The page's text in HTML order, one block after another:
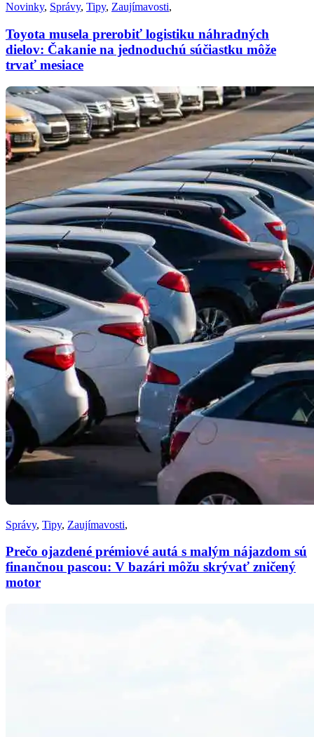
Novinky, Správy, Tipy, Zaujímavosti,
Toyota musela prerobiť logistiku náhradných
dielov: Čakanie na jednoduchú súčiastku môže
trvať mesiace
Správy, Tipy, Zaujímavosti,
Prečo ojazdené prémiové autá s malým nájazdom sú
finančnou pascou: V bazári môžu skrývať zničený
motor